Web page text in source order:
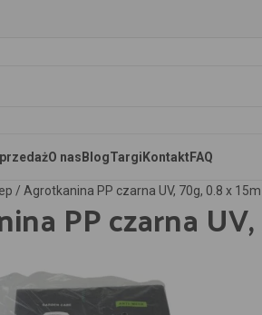
O nas BlogTargi KontaktFAQ
/ Agrotkanina PP czarna UV, 70g, 0.8 x 15m
PP czarna